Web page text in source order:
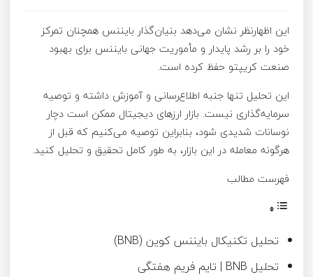
این اظهارنظر نشان می‌دهد بنیان‌گذار بایننس همچنان تمرکز
خود را بر رشد پایدار و مأموریت جهانی بایننس برای بهبود
صنعت کریپتو حفظ کرده است.
این تحلیل تنها جنبه اطلاع‌رسانی و آموزش داشته و توصیه
سرمایه‌گذاری نیست. بازار ارزهای دیجیتال ممکن است دچار
نوسانات شدیدی شود، بنابراین توصیه می‌کنیم که قبل از
هرگونه معامله در این بازار، به طور کامل تحقیق و تحلیل کنید.
فهرست مطالب
تحلیل تکنیکال بایننس کوین (BNB)
تحلیل BNB | تایم‌ فریم هفتگی